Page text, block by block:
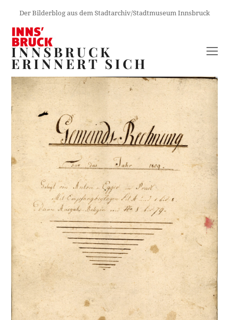
Der Bilderblog aus dem Stadtarchiv/Stadtmuseum Innsbruck
INNSBRUCK
ERINNERT SICH